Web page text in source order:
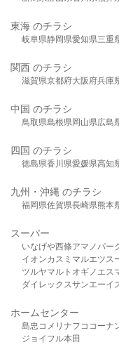
東海 のチラシ
岐阜県静岡県愛知県三重
関西 のチラシ
滋賀県京都府大阪府兵庫
中国 のチラシ
鳥取県島根県岡山県広島
四国 のチラシ
徳島県香川県愛媛県高知
九州・沖縄 のチラシ
福岡県佐賀県長崎県熊本
スーパー
いなげや西條アマノパー
イオンカスミ マルエツス
ツルヤマルト オギノ エス
ダイレックスサンエーイ
ホームセンター
島忠 コメリ ナフコ コーナ
ジョイフル本田